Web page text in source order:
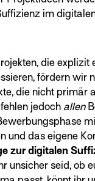
im
die explizit
fördern wir
die nicht primär
jedoch allen
und das eigene
zur digitalen
unsicher seid, ob